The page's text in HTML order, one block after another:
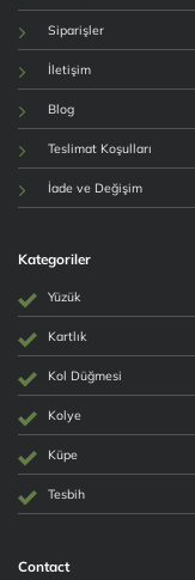
Siparişler
İletişim
Blog
Teslimat Koşulları
İade ve Değişim
Kategoriler
Yüzük
Kartlık
Kol Düğmesi
Kolye
Küpe
Tesbih
Contact